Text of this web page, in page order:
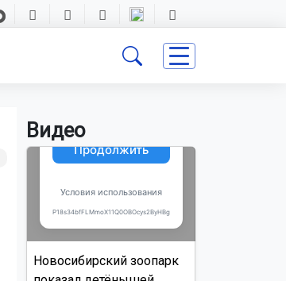
Видео
Новосибирский зоопарк